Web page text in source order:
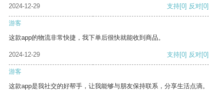
2024-12-29
支持[0] 反对[0]
游客
这款app的物流非常快捷，我下单后很快就能收到商品。
2024-12-29 支持[0] 反对[0]
游客
这款app是我社交的好帮手，让我能够与朋友保持联系，分享生活点滴。